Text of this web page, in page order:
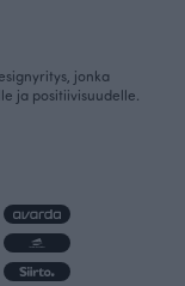
jonka
ja positiivisuudelle.